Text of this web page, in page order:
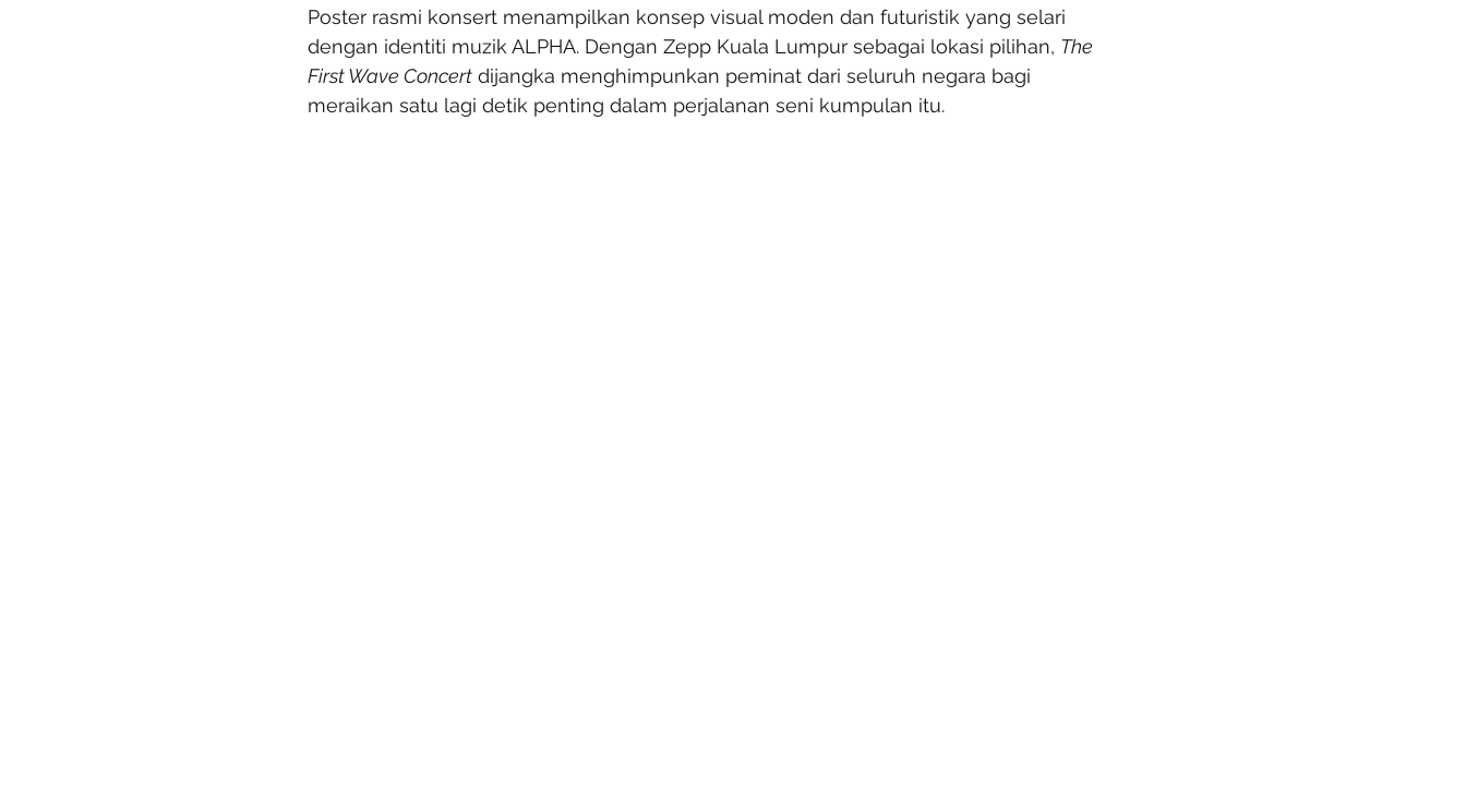
Poster rasmi konsert menampilkan konsep visual moden dan futuristik yang selari
dengan identiti muzik ALPHA. Dengan Zepp Kuala Lumpur sebagai lokasi pilihan, The
First Wave Concert dijangka menghimpunkan peminat dari seluruh negara bagi
meraikan satu lagi detik penting dalam perjalanan seni kumpulan itu.